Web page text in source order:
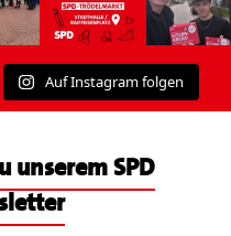
Auf Instagram folgen
unserem SPD